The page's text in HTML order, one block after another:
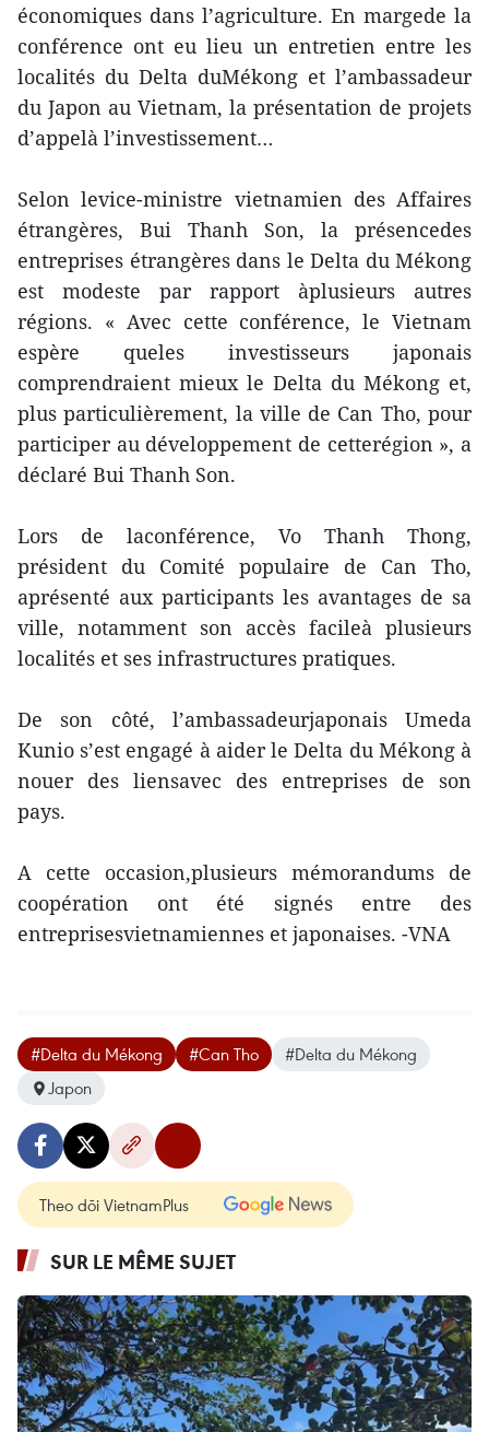
économiques dans l’agriculture. En margede la
conférence ont eu lieu un entretien entre les
localités du Delta duMékong et l’ambassadeur
du Japon au Vietnam, la présentation de projets
d’appelà l’investissement…
Selon levice-ministre vietnamien des Affaires
étrangères, Bui Thanh Son, la présencedes
entreprises étrangères dans le Delta du Mékong
est modeste par rapport àplusieurs autres
régions. « Avec cette conférence, le Vietnam
espère queles investisseurs japonais
comprendraient mieux le Delta du Mékong et,
plus particulièrement, la ville de Can Tho, pour
participer au développement de cetterégion », a
déclaré Bui Thanh Son.
Lors de laconférence, Vo Thanh Thong,
président du Comité populaire de Can Tho,
aprésenté aux participants les avantages de sa
ville, notamment son accès facileà plusieurs
localités et ses infrastructures pratiques.
De son côté, l’ambassadeurjaponais Umeda
Kunio s’est engagé à aider le Delta du Mékong à
nouer des liensavec des entreprises de son
pays.
A cette occasion,plusieurs mémorandums de
coopération ont été signés entre des
entreprisesvietnamiennes et japonaises. -VNA
#Delta du Mékong #Can Tho
#Delta du Mékong
Japon
Theo dõi VietnamPlus
SUR LE MÊME SUJET